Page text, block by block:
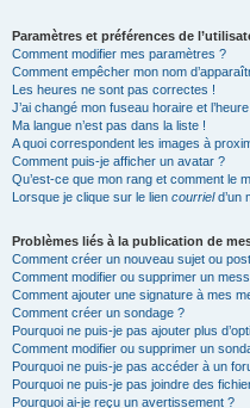
Paramètres et préférences de
Comment modifier mes paramètres ?
Comment empêcher mon nom
Les heures ne sont pas correctes !
J’ai changé mon fuseau horaire et
Ma langue n’est pas dans la liste !
A quoi correspondent les images à
Comment puis-je afficher un avatar ?
Qu’est-ce que mon rang et comment le
Lorsque je clique sur le lien courrield’un
Problèmes liés à la publication de
Comment créer un nouveau sujet ou
Comment modifier ou supprimer un
Comment ajouter une signature à mes
Comment créer un sondage ?
Pourquoi ne puis-je pas ajouter plus
Comment modifier ou supprimer un
Pourquoi ne puis-je pas accéder à un
Pourquoi ne puis-je pas joindre des
Pourquoi ai-je reçu un avertissement ?